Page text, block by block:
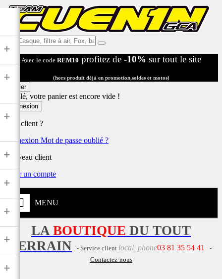
Ex:
Casque,
filtre
air,
Fox,
...
Avec le code REM10 profitez de -10% sur tout le site
(hors produit déjà en promotion,soldes et motos)
Panier
Désolé, votre panier est encore vide !
Connexion
Déjà client ?
Connexion Mot de passe oublié ?
Nouveau client
Créer un compte
MENU
+
+
+
+
+
+
+
+
LA BOUTIQUE DU TOUT
TERRAIN
- Service client local_phone03 81 35 54 41
-
Contactez-nous